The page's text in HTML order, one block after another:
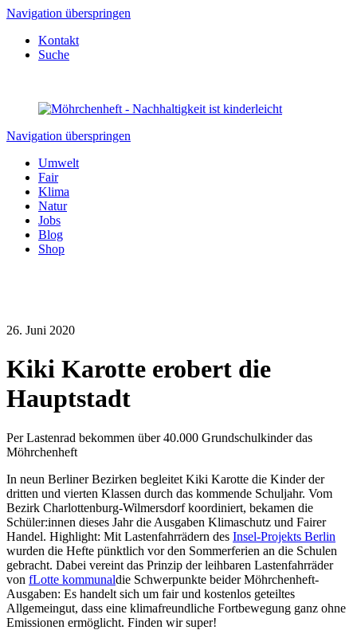
Navigation überspringen
Kontakt
Suche
Navigation überspringen
Umwelt
Fair
Klima
Natur
Jobs
Blog
Shop
26. Juni 2020
Kiki Karotte erobert die
Hauptstadt
Per Lastenrad bekommen über 40.000 Grundschulkinder das
Möhrchenheft
In neun Berliner Bezirken begleitet Kiki Karotte die Kinder der
dritten und vierten Klassen durch das kommende Schuljahr. Vom
Bezirk Charlottenburg-Wilmersdorf koordiniert, bekamen die
Schüler:innen dieses Jahr die Ausgaben Klimaschutz und Fairer
Handel. Highlight: Mit Lastenfahrrädern des Insel-Projekts Berlin
wurden die Hefte pünktlich vor den Sommerferien an die Schulen
gebracht. Dabei vereint das Prinzip der leihbaren Lastenfahrräder
von fLotte kommunaldie Schwerpunkte beider Möhrchenheft-
Ausgaben: Es handelt sich um fair und kostenlos geteiltes
Allgemeingut, dass eine klimafreundliche Fortbewegung ganz ohne
Emissionen ermöglicht. Finden wir super!